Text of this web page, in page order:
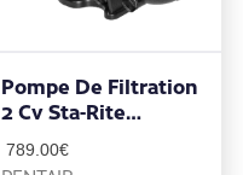
Pompe De Filtration
2 Cv Sta-Rite
Supermax
789.00€